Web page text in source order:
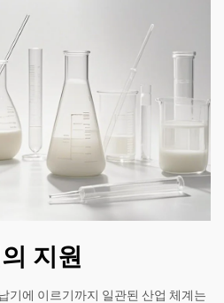
지원
기에 이르기까지 일관된 산업 체계는